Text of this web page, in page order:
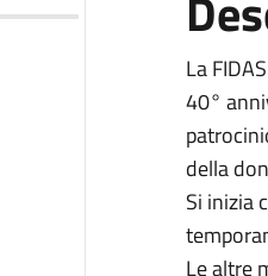
La
40°
della
Si inizia
Le altre